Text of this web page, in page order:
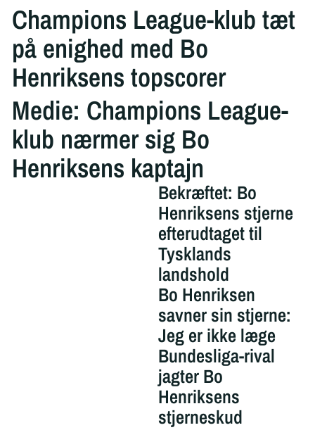
Champions League-klub tæt
på enighed med Bo
Henriksens topscorer
Medie: Champions League-
klub nærmer sig Bo
Henriksens kaptajn
Bekræftet: Bo
Henriksens stjerne
efterudtaget til
Tysklands
landshold
Bo Henriksen
savner sin stjerne:
Jeg er ikke læge
Bundesliga-rival
jagter Bo
Henriksens
stjerneskud